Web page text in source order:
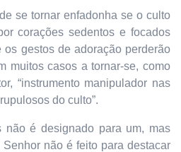
se tornar enfadonha se o culto
corações sedentos e focados
os gestos de adoração perderão
muitos casos a tornar-se, como
“instrumento manipulador nas
do culto”.
não é designado para um, mas
não é feito para destacar